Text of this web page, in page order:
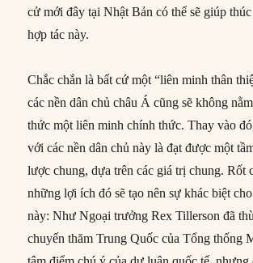
cử mới đây tại Nhật Bản có thể sẽ giúp
hợp tác này.
Chắc chắn là bất cứ một “liên minh thân
các nền dân chủ châu Á cũng sẽ không
thức một liên minh chính thức. Thay vào
với các nền dân chủ này là đạt được một
lược chung, dựa trên các giá trị chung. Rốt
những lợi ích đó sẽ tạo nên sự khác biệt
này: Như Ngoại trưởng Rex Tillerson đã
chuyến thăm Trung Quốc của Tổng thống